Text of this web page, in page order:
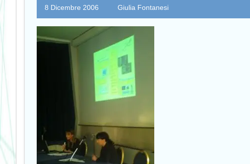
8 Dicembre 2006 Giulia Fontanesi